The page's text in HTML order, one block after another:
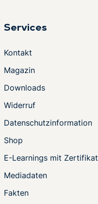
Services
Kontakt
Magazin
Downloads
Widerruf
Datenschutzinformation
Shop
E-Learnings mit Zertifikat
Mediadaten
Fakten